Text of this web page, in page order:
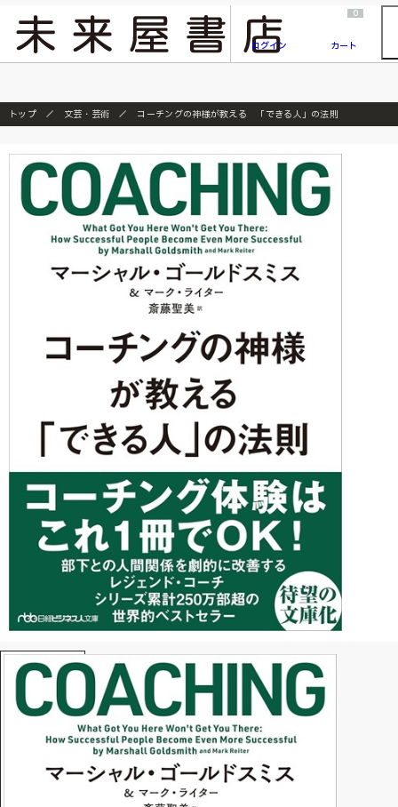
『ONE PIECE magazine 021 ONE PIECEカード付き同梱版』発売延期のご案内
ログイン
0
カート
トップ 文芸・芸術 コーチングの神様が教える 「できる人」の法則